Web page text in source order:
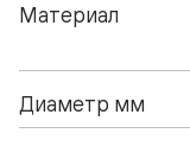
Материал
Диаметр мм